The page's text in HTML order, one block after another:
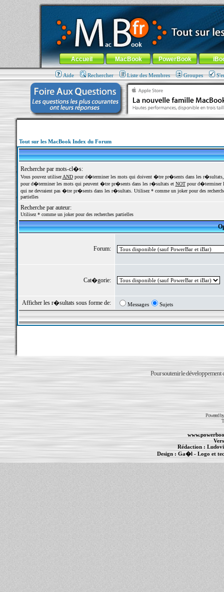
MacBook-fr.com : 100% Apple... 100% nomade !
Aller au contenu-Aller au menu général-Aller au menu de
Menu général
Accueil MacBook PowerBook
Aide Rechercher Liste des Membres Groupes
Tout sur les MacBook Index du Forum
Recherche par mots-cl�s:
Vous pouvez utiliserANDpour d�terminer les mots qui doivent �tre pr�sents dans les
pour d�terminer les mots qui peuvent �tre pr�sents dans les r�sultats et NOTpour d�terminer
qui ne devraient pas �tre pr�sents dans les r�sultats. Utilisez * comme un joker pour des
partielles
Recherche par auteur:
Utilisez * comme un joker pour des recherches partielles
Forum:
Cat�gorie:
Afficher les r�sultats sous forme de: Messages Sujets
Pour soutenir le développement
Powered
Rédaction :
Design : Ga�l- Logo et